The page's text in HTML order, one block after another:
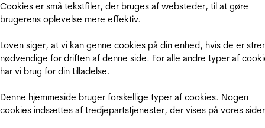
Cookies er små tekstfiler, der bruges af websteder, til at gøre
brugerens oplevelse mere effektiv.
Loven siger, at vi kan genne cookies på din enhed, hvis de er
nødvendige for driften af denne side. For alle andre typer af
har vi brug for din tilladelse.
Denne hjemmeside bruger forskellige typer af cookies. Nogen
cookies indsættes af tredjepartstjenester, der vises på vores